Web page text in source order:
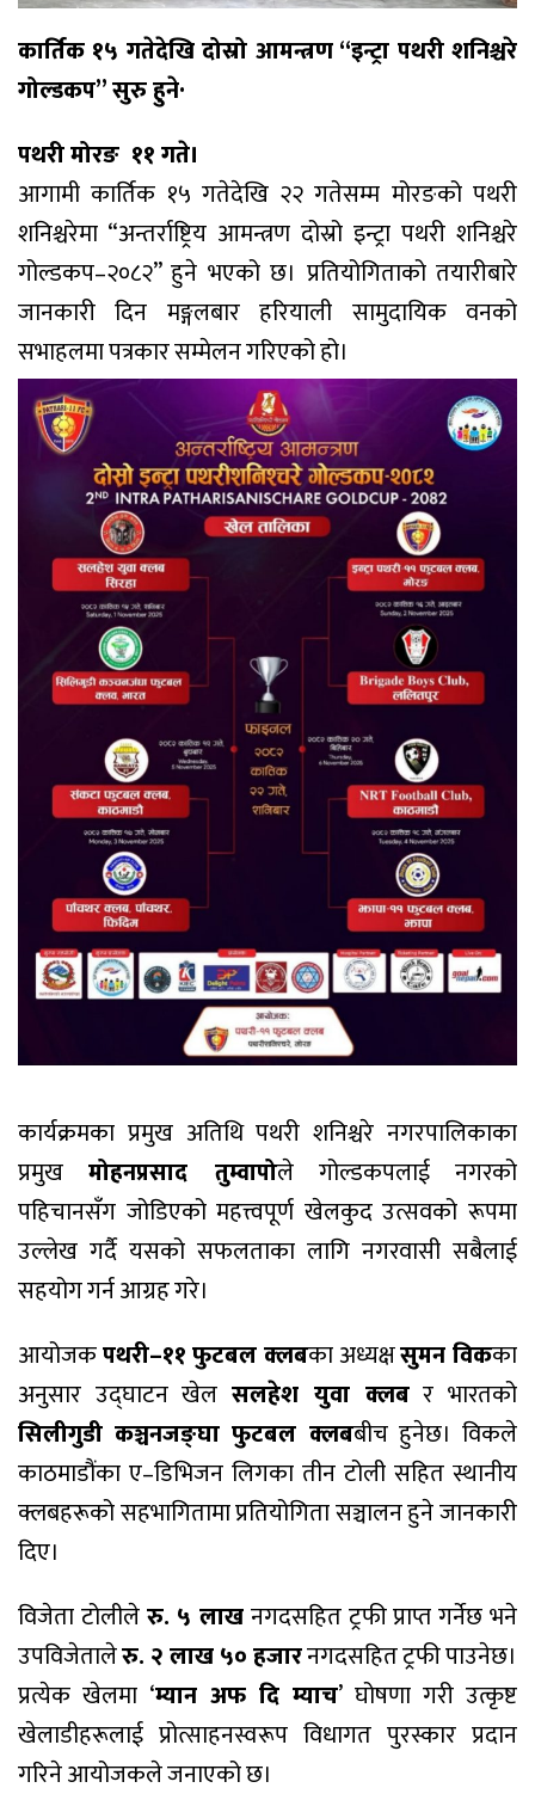
कार्तिक १५ गतेदेखि दोस्रो आमन्त्रण “इन्ट्रा पथरी शनिश्चरे
गोल्डकप” सुरु हुने·
पथरी मोरङ ११ गते।
आगामी कार्तिक १५ गतेदेखि २२ गतेसम्म मोरङको पथरी
शनिश्चरेमा “अन्तर्राष्ट्रिय आमन्त्रण दोस्रो इन्ट्रा पथरी शनिश्चरे
गोल्डकप–२०८२” हुने भएको छ। प्रतियोगिताको तयारीबारे
जानकारी दिन मङ्गलबार हरियाली सामुदायिक वनको
सभाहलमा पत्रकार सम्मेलन गरिएको हो।
कार्यक्रमका प्रमुख अतिथि पथरी शनिश्चरे नगरपालिकाका
प्रमुखमोहनप्रसाद तुम्वापोले गोल्डकपलाई नगरको
पहिचानसँग जोडिएको महत्त्वपूर्ण खेलकुद उत्सवको रूपमा
उल्लेख गर्दै यसको सफलताका लागि नगरवासी सबैलाई
सहयोग गर्न आग्रह गरे।
आयोजकपथरी–११ फुटबल क्लबका अध्यक्षसुमन विकका
अनुसार उद्घाटन खेलसलहेश युवा क्लबर भारतको
सिलीगुडी कञ्चनजङ्घा फुटबल क्लबबीच हुनेछ। विकले
काठमाडौंका ए–डिभिजन लिगका तीन टोली सहित स्थानीय
क्लबहरूको सहभागितामा प्रतियोगिता सञ्चालन हुने जानकारी
दिए।
विजेता टोलीलेरु. ५ लाखनगदसहित ट्रफी प्राप्त गर्नेछ भने
उपविजेतालेरु. २ लाख ५० हजारनगदसहित ट्रफी पाउनेछ।
प्रत्येक खेलमा ‘म्यान अफ दि म्याच’ घोषणा गरी उत्कृष्ट
खेलाडीहरूलाई प्रोत्साहनस्वरूप विधागत पुरस्कार प्रदान
गरिने आयोजकले जनाएको छ।